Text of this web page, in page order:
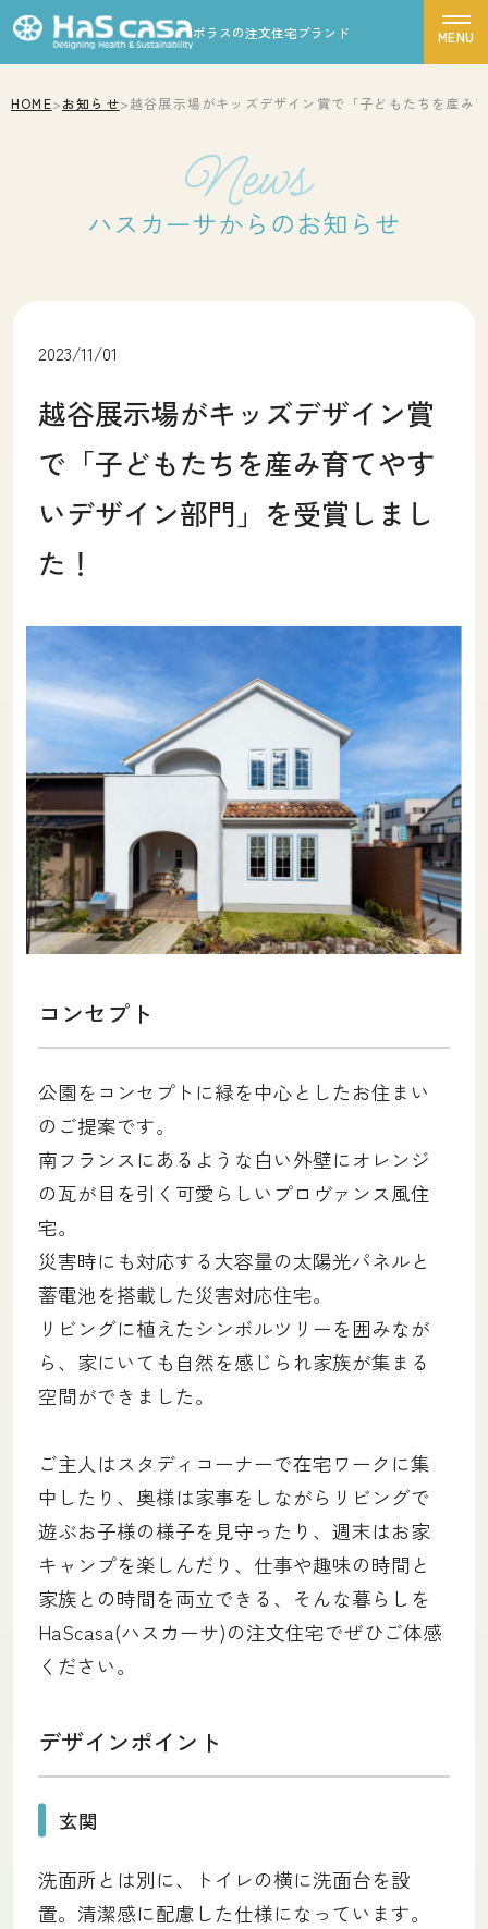
ポラスの注文住宅ブランド
デザインについて
商品ラインナップ
施工事例
家づくりの流れ
土地をお探しの方
会社概要
各種お問い合わせ
カタログ請求
来場予約
イベント情報
お問い合わせ
プライバシーポリシー
カスタマーハラスメントポリシー
HOME>お知らせ>越谷展示場がキッズデザイン賞で「子どもたちを産み
News
ハスカーサからのお知らせ
2023/11/01
越谷展示場がキッズデザイン賞
で「子どもたちを産み育てやす
いデザイン部門」を受賞しまし
た！
コンセプト
公園をコンセプトに緑を中心としたお住まい
のご提案です。
南フランスにあるような白い外壁にオレンジ
の瓦が目を引く可愛らしいプロヴァンス風住
宅。
災害時にも対応する大容量の太陽光パネルと
蓄電池を搭載した災害対応住宅。
リビングに植えたシンボルツリーを囲みなが
ら、家にいても自然を感じられ家族が集まる
空間ができました。
ご主人はスタディコーナーで在宅ワークに集
中したり、奥様は家事をしながらリビングで
遊ぶお子様の様子を見守ったり、週末はお家
キャンプを楽しんだり、仕事や趣味の時間と
家族との時間を両立できる、そんな暮らしを
HaScasa(ハスカーサ)の注文住宅でぜひご体感
ください。
デザインポイント
玄関
洗面所とは別に、トイレの横に洗面台を設
置。清潔感に配慮した仕様になっています。